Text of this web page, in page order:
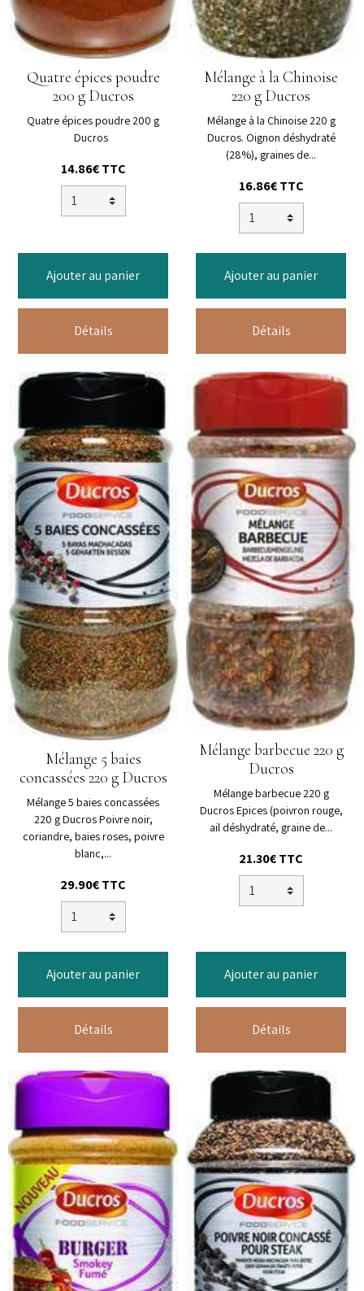
Quatre épices poudre
200 g Ducros
Quatre épices poudre 200 g
Ducros
14.86€ TTC
Ajouter au panier
Détails
Mélange à la Chinoise
220 g Ducros
Mélange à la Chinoise 220 g
Ducros. Oignon déshydraté
(28%), graines de...
16.86€ TTC
Ajouter au panier
Détails
Mélange 5 baies
concassées 220 g Ducros
Mélange 5 baies concassées
220 g Ducros Poivre noir,
coriandre, baies roses, poivre
blanc,...
29.90€ TTC
Ajouter au panier
Détails
Mélange barbecue 220 g
Ducros
Mélange barbecue 220 g
Ducros Epices (poivron rouge,
ail déshydraté, graine de...
21.30€ TTC
Ajouter au panier
Détails